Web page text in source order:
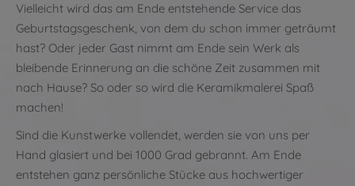
Vielleicht wird das am Ende entstehende Service das
Geburtstagsgeschenk, von dem du schon immer geträumt
hast? Oder jeder Gast nimmt am Ende sein Werk als
bleibende Erinnerung an die schöne Zeit zusammen mit
nach Hause? So oder so wird die Keramikmalerei Spaß
machen!
Sind die Kunstwerke vollendet, werden sie von uns per
Hand glasiert und bei 1000 Grad gebrannt. Am Ende
entstehen ganz persönliche Stücke aus hochwertiger